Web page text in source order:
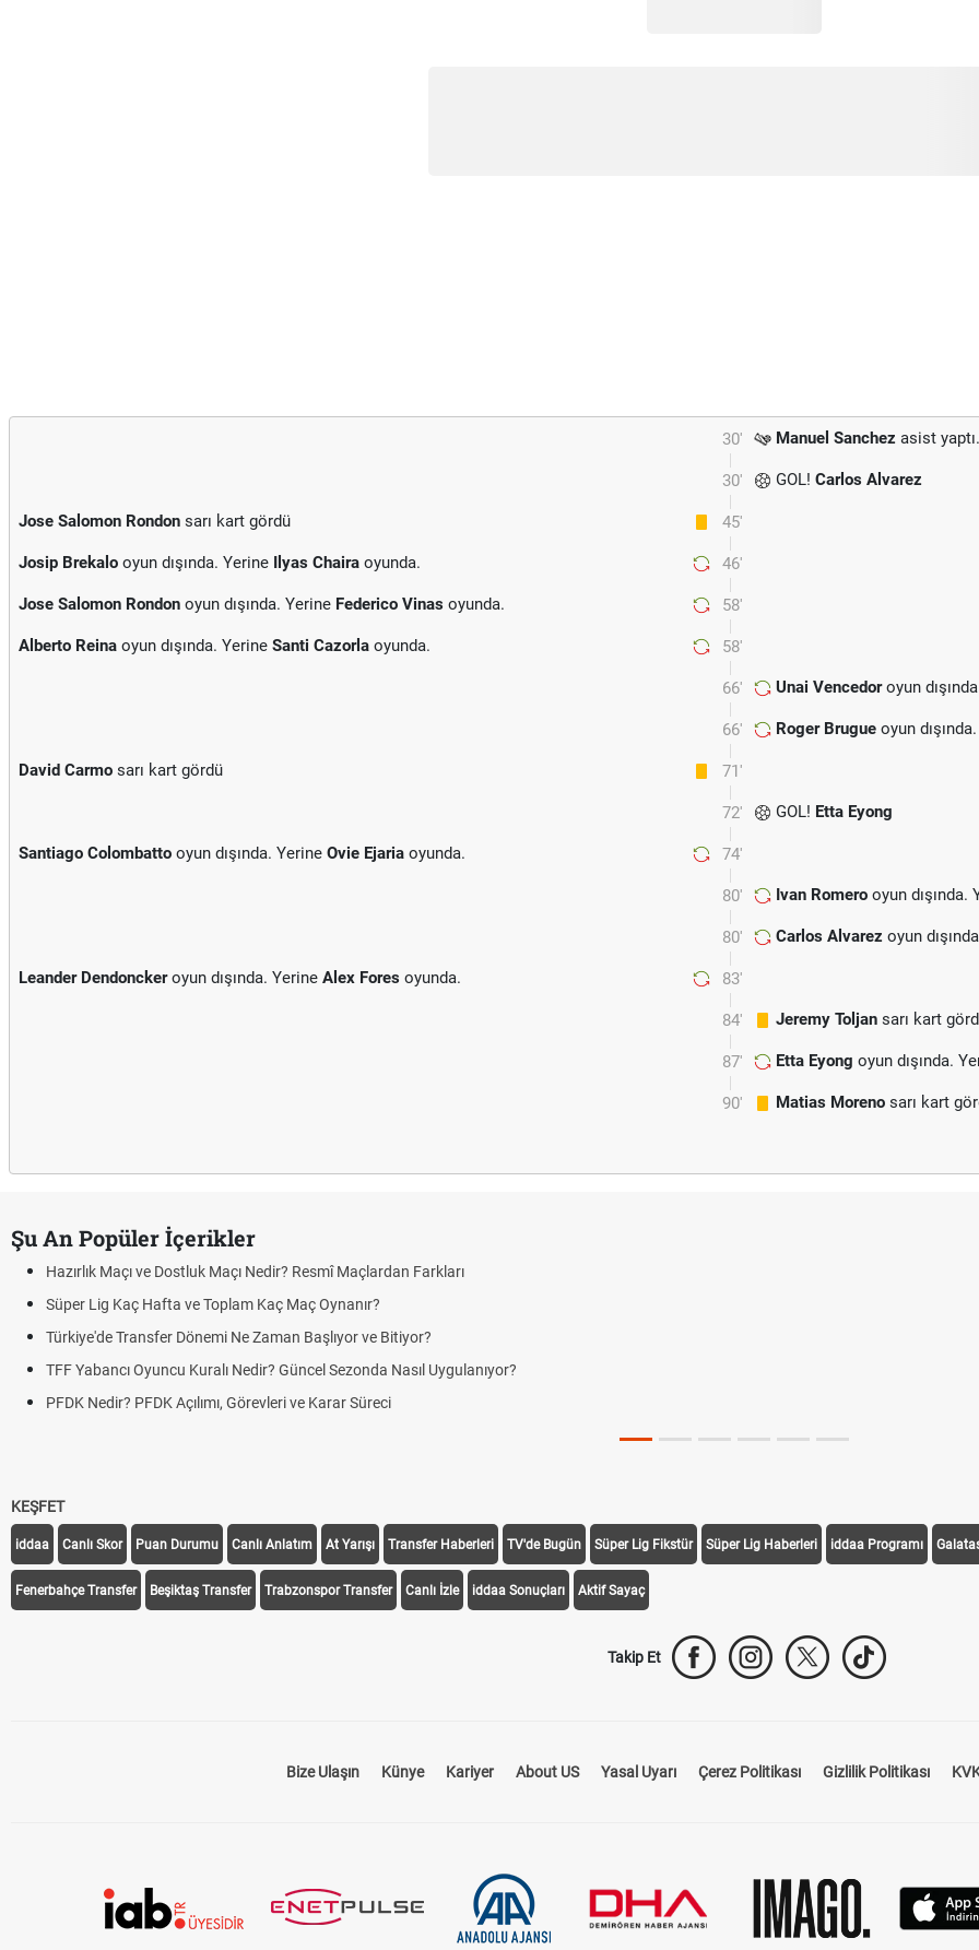
30' Manuel Sanchez asist yaptı.
30' GOL! Carlos Alvarez
45'
Jose Salomon Rondon sarı kart gördü
46'
Josip Brekalo oyun dışında. Yerine Ilyas Chaira oyunda.
58'
Jose Salomon Rondon oyun dışında. Yerine Federico Vinas oyunda.
58'
Alberto Reina oyun dışında. Yerine Santi Cazorla oyunda.
66' Unai Vencedoroyun
66' Roger Brugue oyun
71'
David Carmo sarı kart gördü
72' GOL! Etta Eyong
74'
Santiago Colombatto oyun dışında. Yerine Ovie Ejaria oyunda.
80' Ivan Romero oyun dışında.
80' Carlos Alvarez oyun
83'
Leander Dendonckeroyun dışında. Yerine Alex Fores oyunda.
84' Jeremy Toljan sarı kart
87' Etta Eyong oyun dışında.
90' Matias Moreno sarı kart
Şu An Popüler İçerikler
Hazırlık Maçı ve Dostluk Maçı Nedir? Resmî Maçlardan Farkları
Süper Lig Kaç Hafta ve Toplam Kaç Maç Oynanır?
Türkiye'de Transfer Dönemi Ne Zaman Başlıyor ve Bitiyor?
TFF Yabancı Oyuncu Kuralı Nedir? Güncel Sezonda Nasıl Uygulanıyor?
PFDK Nedir? PFDK Açılımı, Görevleri ve Karar Süreci
KEŞFET
iddaa Canlı Skor Puan Durumu Canlı Anlatım At Yarışı Transfer Haberleri TV'de Bugün Süper Lig Fikstür Süper Lig Haberleri iddaa Programı
Fenerbahçe Transfer Beşiktaş Transfer Trabzonspor Transfer Canlı İzle iddaa Sonuçları Aktif Sayaç
Takip Et
Bize Ulaşın Künye Kariyer About US Yasal Uyarı Çerez Politikası Gizlilik Politikası